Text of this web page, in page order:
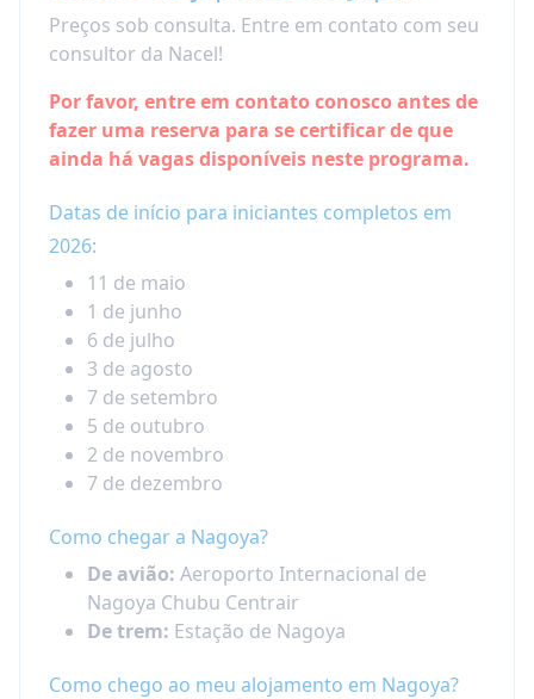
semanas. A maioria das opções de acomodação
normalmente exige 4 semanas, então para uma
estadia de 2 semanas, ficar com uma host
family geralmente é a opção mais fácil.
Preços sob consulta. Entre em contato com seu
consultor da Nacel!
Por favor, entre em contato conosco antes de
fazer uma reserva para se certificar de que
ainda há vagas disponíveis neste programa.
Datas de início para iniciantes completos em
2026:
11 de maio
1 de junho
6 de julho
3 de agosto
7 de setembro
5 de outubro
2 de novembro
7 de dezembro
Como chegar a Nagoya?
De avião: Aeroporto Internacional de
Nagoya Chubu Centrair
De trem: Estação de Nagoya
Como chego ao meu alojamento em Nagoya?